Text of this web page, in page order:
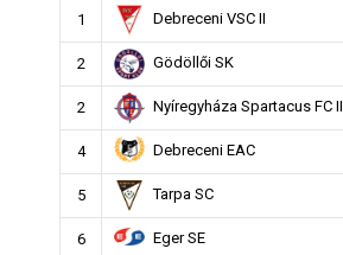
1 Debreceni VSC II
2 Gödöllői SK
2 Nyíregyháza Spartacus FC II
4 Debreceni EAC
5 Tarpa SC
6 Eger SE